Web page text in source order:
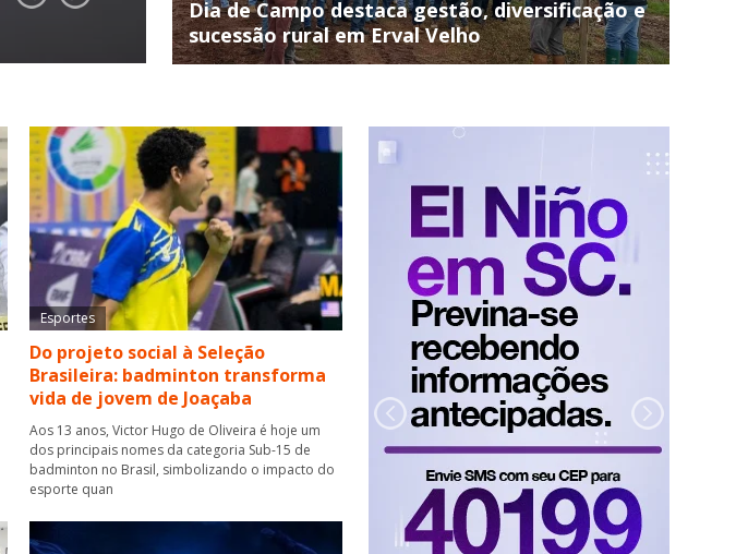
Dia de Campo destaca gestão, diversificação e
sucessão rural em Erval Velho
Esportes
Do projeto social à Seleção
Brasileira: badminton transforma
vida de jovem de Joaçaba
Aos 13 anos, Victor Hugo de Oliveira é hoje um
dos principais nomes da categoria Sub-15 de
badminton no Brasil, simbolizando o impacto do
esporte quan